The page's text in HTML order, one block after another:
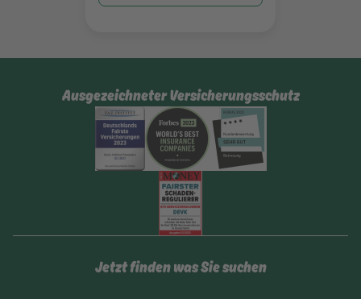
Ausgezeichneter Versicherungsschutz
Jetzt finden was Sie suchen